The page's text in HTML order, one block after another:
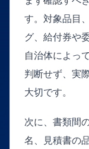
す。対象品目
グ、給付券や
自治体によっ
判断せず、実
大切です。
次に、書類間
名、見積書の